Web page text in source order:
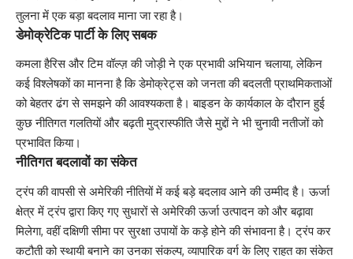
तुलना में एक बड़ा बदलाव माना जा रहा है।
डेमोक्रेटिक पार्टी के लिए सबक
कमला हैरिस और टिम वॉल्ज़ की जोड़ी ने एक प्रभावी अभियान चलाया, लेकिन
कई विश्लेषकों का मानना है कि डेमोक्रेट्स को जनता की बदलती प्राथमिकताओं
को बेहतर ढंग से समझने की आवश्यकता है। बाइडन के कार्यकाल के दौरान हुई
कुछ नीतिगत गलतियों और बढ़ती मुद्रास्फीति जैसे मुद्दों ने भी चुनावी नतीजों को
प्रभावित किया।
नीतिगत बदलावों का संकेत
ट्रंप की वापसी से अमेरिकी नीतियों में कई बड़े बदलाव आने की उम्मीद है। ऊर्जा
क्षेत्र में ट्रंप द्वारा किए गए सुधारों से अमेरिकी ऊर्जा उत्पादन को और बढ़ावा
मिलेगा, वहीं दक्षिणी सीमा पर सुरक्षा उपायों के कड़े होने की संभावना है। ट्रंप कर
कटौती को स्थायी बनाने का उनका संकल्प, व्यापारिक वर्ग के लिए राहत का संकेत